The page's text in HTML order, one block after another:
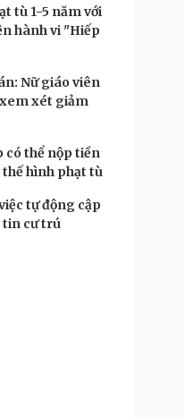
tù 1-5 năm với
hành vi "Hiếp
Nữ giáo viên
xét giảm
có thể nộp tiền
hình phạt tù
tự động cập
tin cư trú